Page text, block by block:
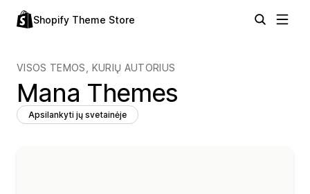
Shopify Theme Store
VISOS TEMOS, KURIŲ AUTORIUS
Mana Themes
Apsilankyti jų svetainėje